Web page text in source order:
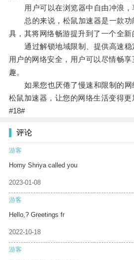
用户可以在浏览器中自由冲浪，
总的来说，松鼠加速器是一款功
具，其将网络畅游提升到了一个全新
通过解锁地域限制、提供高速稳
用户的网络安全，用户可以尽情畅
趣。
如果您也厌倦了慢速和限制的网
松鼠加速器，让您的网络生活变得更
#18#
评论
游客
Horny Shriya called you
2023-01-08
游客
Hello,? Greetings fr
2022-10-18
游客